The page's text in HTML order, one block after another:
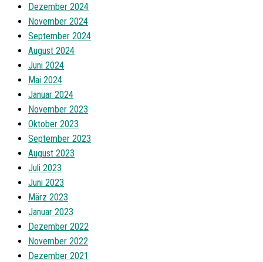
Dezember 2024
November 2024
September 2024
August 2024
Juni 2024
Mai 2024
Januar 2024
November 2023
Oktober 2023
September 2023
August 2023
Juli 2023
Juni 2023
März 2023
Januar 2023
Dezember 2022
November 2022
Dezember 2021